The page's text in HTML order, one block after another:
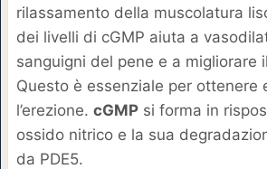
rilassamento della muscolatura
dei livelli di cGMP aiuta a
sanguigni del pene e a migliorare
Questo è essenziale per ottenere
l’erezione. cGMPsi forma in
ossido nitrico e la sua
da PDE5.